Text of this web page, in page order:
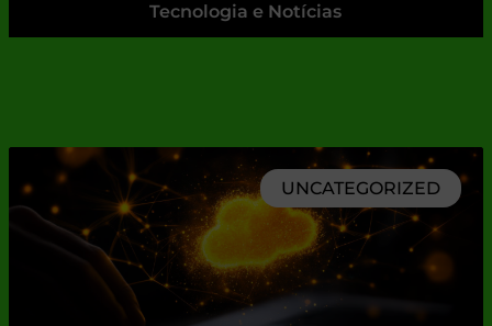
Tecnologia e Notícias
UNCATEGORIZED